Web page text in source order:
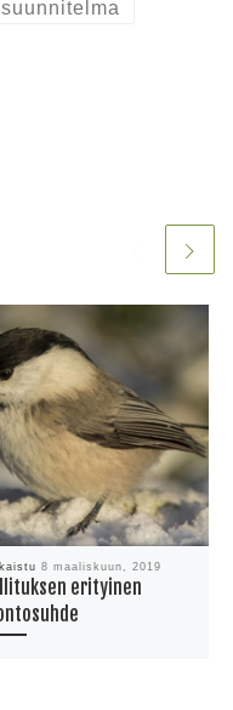
8 maaliskuun, 2019
erityinen